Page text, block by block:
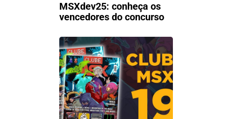
MSXdev25: conheça os
vencedores do concurso